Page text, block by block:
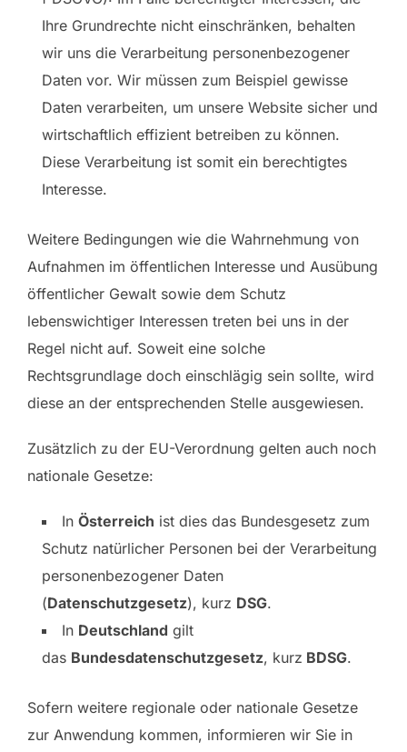
Ihre Grundrechte nicht einschränken, behalten
wir uns die Verarbeitung personenbezogener
Daten vor. Wir müssen zum Beispiel gewisse
Daten verarbeiten, um unsere Website sicher und
wirtschaftlich effizient betreiben zu können.
Diese Verarbeitung ist somit ein berechtigtes
Interesse.
Weitere Bedingungen wie die Wahrnehmung von
Aufnahmen im öffentlichen Interesse und Ausübung
öffentlicher Gewalt sowie dem Schutz
lebenswichtiger Interessen treten bei uns in der
Regel nicht auf. Soweit eine solche
Rechtsgrundlage doch einschlägig sein sollte, wird
diese an der entsprechenden Stelle ausgewiesen.
Zusätzlich zu der EU-Verordnung gelten auch noch
nationale Gesetze:
In Österreich ist dies das Bundesgesetz zum
Schutz natürlicher Personen bei der Verarbeitung
personenbezogener Daten
(Datenschutzgesetz), kurz DSG.
In Deutschland gilt
das Bundesdatenschutzgesetz, kurz BDSG.
Sofern weitere regionale oder nationale Gesetze
zur Anwendung kommen, informieren wir Sie in